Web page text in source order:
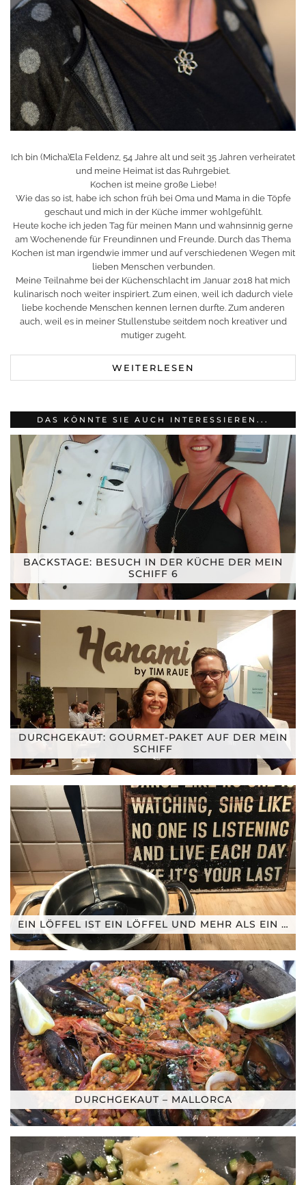
Ich bin (Micha)Ela Feldenz, 54 Jahre alt und seit 35 Jahren verheiratet
und meine Heimat ist das Ruhrgebiet.
Kochen ist meine große Liebe!
Wie das so ist, habe ich schon früh bei Oma und Mama in die Töpfe
geschaut und mich in der Küche immer wohlgefühlt.
Heute koche ich jeden Tag für meinen Mann und wahnsinnig gerne
am Wochenende für Freundinnen und Freunde. Durch das Thema
Kochen ist man irgendwie immer und auf verschiedenen Wegen mit
lieben Menschen verbunden.
Meine Teilnahme bei der Küchenschlacht im Januar 2018 hat mich
kulinarisch noch weiter inspiriert. Zum einen, weil ich dadurch viele
liebe kochende Menschen kennen lernen durfte. Zum anderen
auch, weil es in meiner Stullenstube seitdem noch kreativer und
mutiger zugeht.
WEITERLESEN
DAS KÖNNTE SIE AUCH INTERESSIEREN...
BACKSTAGE: BESUCH IN DER KÜCHE DER MEIN
SCHIFF 6
DURCHGEKAUT: GOURMET-PAKET AUF DER MEIN
SCHIFF
EIN LÖFFEL IST EIN LÖFFEL UND MEHR ALS EIN …
DURCHGEKAUT – MALLORCA